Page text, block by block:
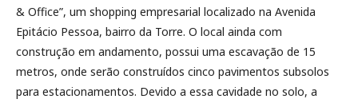
& Office”, um shopping empresarial localizado na Avenida
Epitácio Pessoa, bairro da Torre. O local ainda com
construção em andamento, possui uma escavação de 15
metros, onde serão construídos cinco pavimentos subsolos
para estacionamentos. Devido a essa cavidade no solo, a